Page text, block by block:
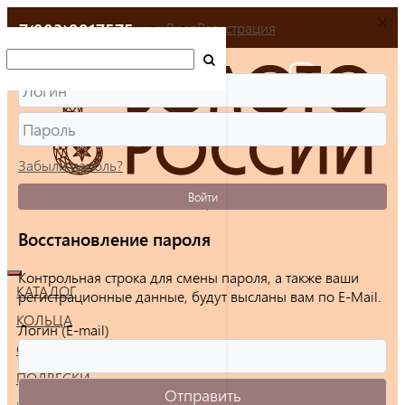
+7(903)9917575
КАТАЛОГ
КОЛЬЦА
СЕРЬГИ
ПОДВЕСКИ
ВходРегистрация
Забыли пароль?
Войти
Восстановление пароля
Контрольная строка для смены пароля, а также ваши
регистрационные данные, будут высланы вам по E-Mail.
Логин (E-mail)